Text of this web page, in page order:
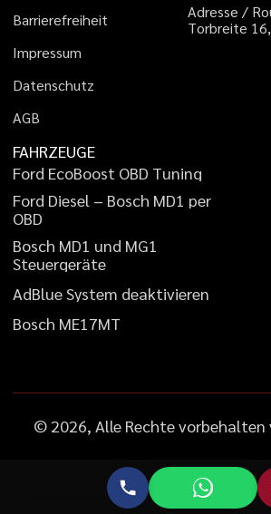
Barrierefreiheit
Impressum
Datenschutz
AGB
Adresse / Ro
Torbreite 16,
FAHRZEUGE
Ford EcoBoost OBD Tuning
Ford Diesel – Bosch MD1 per
OBD
Bosch MD1 und MG1
Steuergeräte
AdBlueSystem deaktivieren
Bosch ME17MT
© 2026, Alle Rechte vorbehalten